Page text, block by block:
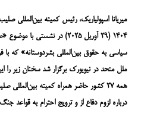
1404 (29 آوریل 2025) در نشستی
سیاسی به حقوق بین‌المللی بشردوستانه» که با
ملل متحد در نیویورک برگزار شد سخنان زیر را
همه 27 کشور حاضر همراه کمیته
درباره لزوم دفاع از و ترویج احترام به قواعد